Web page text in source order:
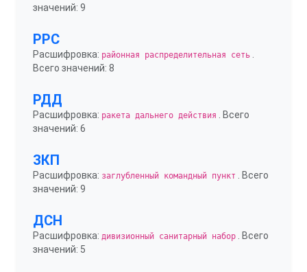
значений: 9
РРС
Расшифровка: районная распределительная сеть
Всего значений: 8
РДД
Расшифровка: ракета дальнего действия
. Всего
значений: 6
ЗКП
Расшифровка: заглубленный командный пункт
. Всего
значений: 9
ДСН
Расшифровка: дивизионный санитарный набор . Всего
значений: 5